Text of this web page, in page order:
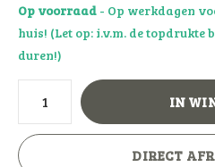
Op voorraad - Op werkdagen
huis! (Let op: i.v.m. de topdrukte
duren!)
IN
DIRECT